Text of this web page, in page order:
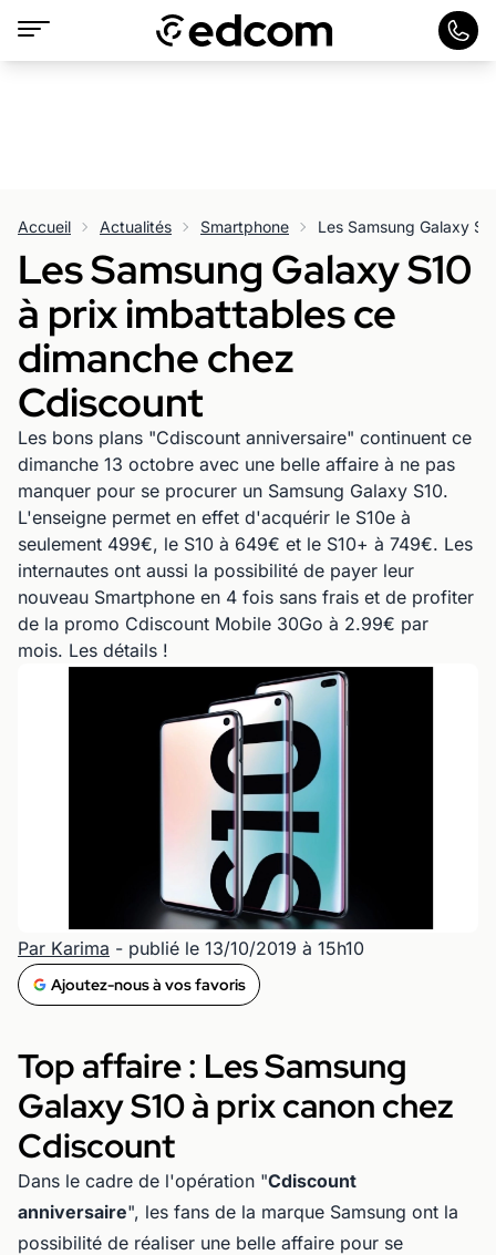
Accueil Actualités Smartphone
Les Samsung Galaxy S10
à prix imbattables ce
dimanche chez
Cdiscount
Les bons plans "Cdiscount anniversaire" continuent ce
dimanche 13 octobre avec une belle affaire à ne pas
manquer pour se procurer un Samsung Galaxy S10.
L'enseigne permet en effet d'acquérir le S10e à
seulement 499€, le S10 à 649€ et le S10+ à 749€. Les
internautes ont aussi la possibilité de payer leur
nouveau Smartphone en 4 fois sans frais et de profiter
de la promo Cdiscount Mobile 30Go à 2.99€ par
mois. Les détails !
Par Karima - publié le 13/10/2019 à 15h10
Ajoutez-nous à vos favoris
Top affaire : Les Samsung
Galaxy S10 à prix canon chez
Cdiscount
Dans le cadre de l'opération "Cdiscount
anniversaire", les fans de la marque Samsung ont la
possibilité de réaliser une belle affaire pour se